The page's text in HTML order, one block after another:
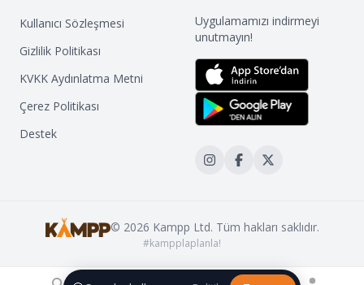
Kullanıcı Sözleşmesi
Gizlilik Politikası
KVKK Aydınlatma Metni
Çerez Politikası
Destek
Uygulamamızı indirmeyi
unutmayın!
© 2026 Kampp Ltd. Tüm hakları saklıdır.
#kampplaplanla!